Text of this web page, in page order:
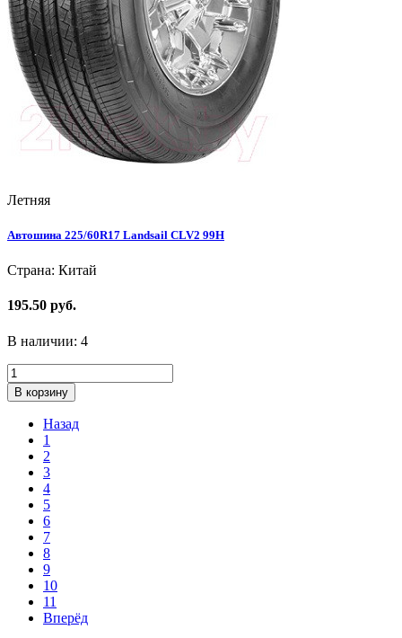
Летняя
Автошина 225/60R17 Landsail CLV2 99H
Страна: Китай
195.50 руб.
В наличии: 4
В корзину
Назад
1
2
3
4
5
6
7
8
9
10
11
Вперёд